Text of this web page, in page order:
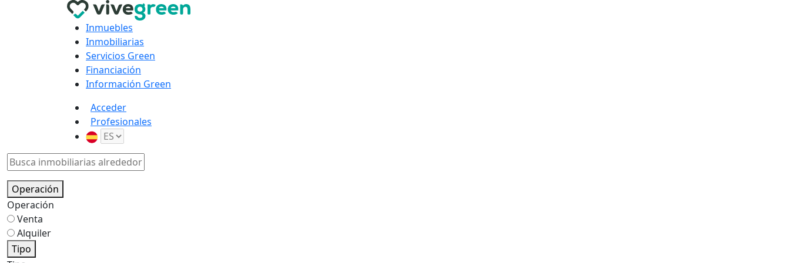
Inmuebles
Inmobiliarias
Servicios Green
Financiación
Información Green
Acceder
Profesionales
Operación
Operación
Venta
Alquiler
Tipo